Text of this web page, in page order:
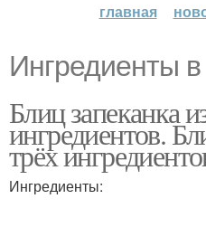
главная
Ингредиенты
Блиц запеканка
ингредиентов.
трёх
Ингредиенты: